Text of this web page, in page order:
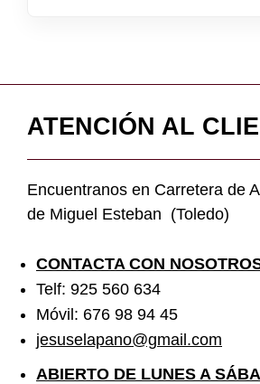
ATENCIÓN AL
Encuentranos en Carretera de
de Miguel Esteban (Toledo)
CONTACTA CON
Telf: 925 560 634
Móvil: 676 98 94 45
jesuselapano@gmail.com
ABIERTO DE LUNES A